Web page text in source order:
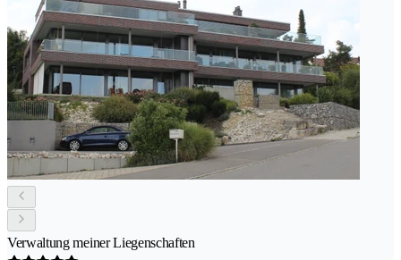
Verwaltung meiner Liegenschaften